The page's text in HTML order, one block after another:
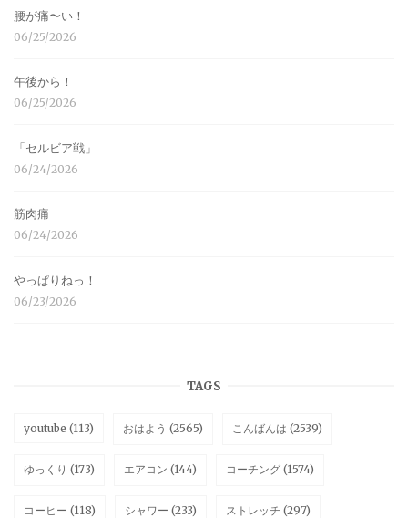
腰が痛〜い！
06/25/2026
午後から！
06/25/2026
「セルビア戦」
06/24/2026
筋肉痛
06/24/2026
やっぱりねっ！
06/23/2026
TAGS
youtube (113) おはよう (2565) こんばんは (2539)
ゆっくり (173) エアコン (144) コーチング (1574)
コーヒー (118) シャワー (233) ストレッチ (297)